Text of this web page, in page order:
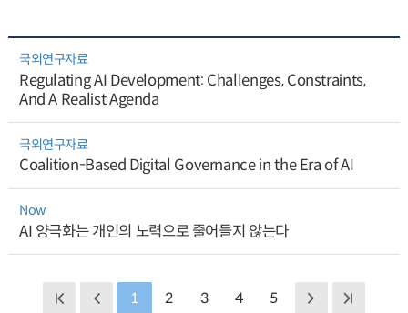
국외연구자료
Regulating AI Development: Challenges, Constraints,
And A Realist Agenda
국외연구자료
Coalition-Based Digital Governance in the Era of AI
Now
AI 양극화는 개인의 노력으로 줄어들지 않는다
1 2 3 4 5